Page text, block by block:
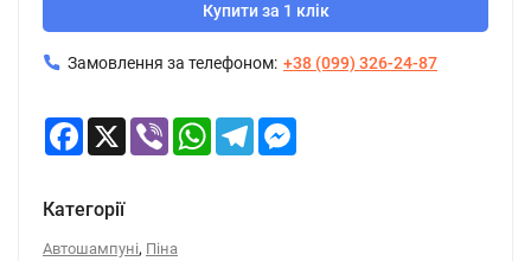
Купити за 1 клік
Замовлення за телефоном: +38 (099) 326-24-87
Facebook
X Viber WhatsApp
Telegram
Категорії
Автошампуні, Піна